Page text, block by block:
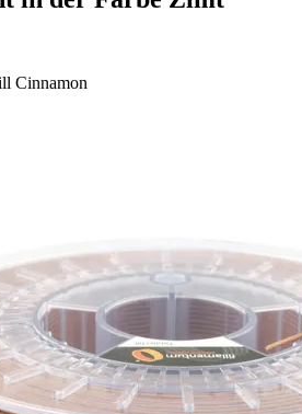
Cinnamon